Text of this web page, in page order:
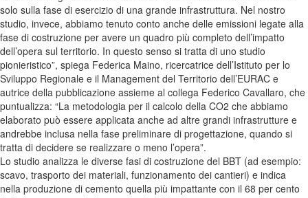
solo sulla fase di esercizio di una grande infrastruttura. Nel nostro
studio, invece, abbiamo tenuto conto anche delle emissioni legate alla
fase di costruzione per avere un quadro più completo dell’impatto
dell’opera sul territorio. In questo senso si tratta di uno studio
pionieristico”, spiega Federica Maino, ricercatrice dell’Istituto per lo
Sviluppo Regionale e il Management del Territorio dell’EURAC e
autrice della pubblicazione assieme al collega Federico Cavallaro, che
puntualizza: “La metodologia per il calcolo della CO2 che abbiamo
elaborato può essere applicata anche ad altre grandi infrastrutture e
andrebbe inclusa nella fase preliminare di progettazione, quando si
tratta di decidere se realizzare o meno l’opera”.
Lo studio analizza le diverse fasi di costruzione del BBT (ad esempio:
scavo, trasporto dei materiali, funzionamento dei cantieri) e indica
nella produzione di cemento quella più impattante con il 68 per cento